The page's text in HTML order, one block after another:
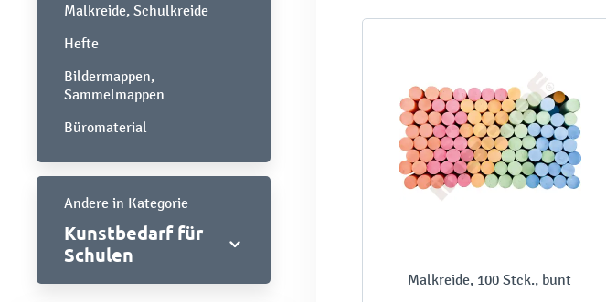
Malkreide, Schulkreide
Hefte
Bildermappen,
Sammelmappen
Büromaterial
Andere in Kategorie
Kunstbedarf für
Schulen
Malkreide, 100 Stck., bunt